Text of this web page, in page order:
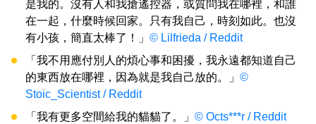
是我的。沒有人和我搶遙控器，或質問我在哪裡，和誰
在一起，什麼時候回家。只有我自己，時刻如此。也沒
有小孩，簡直太棒了！」 © Lilfrieda / Reddit
「我不用應付別人的煩心事和困擾，我永遠都知道自己
的東西放在哪裡，因為就是我自己放的。」 ©
Stoic_Scientist / Reddit
「我有更多空間給我的貓貓了。」 © Octs***r / Reddit